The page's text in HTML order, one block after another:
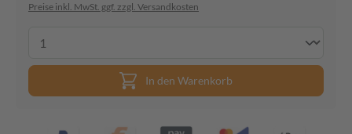
Preise inkl. MwSt. ggf. zzgl. Versandkosten
In den Warenkorb